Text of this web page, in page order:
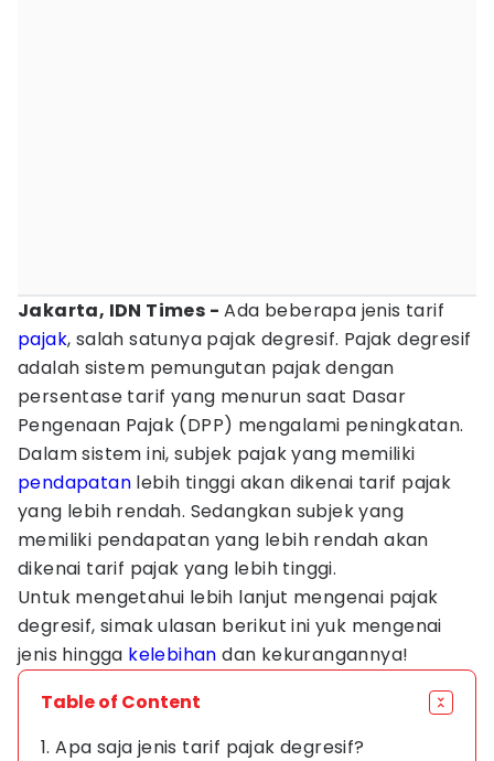
Jakarta, IDN Times - Ada beberapa jenis tarif
pajak, salah satunya pajak degresif. Pajak degresif
adalah sistem pemungutan pajak dengan
persentase tarif yang menurun saat Dasar
Pengenaan Pajak (DPP) mengalami peningkatan.
Dalam sistem ini, subjek pajak yang memiliki
pendapatan lebih tinggi akan dikenai tarif pajak
yang lebih rendah. Sedangkan subjek yang
memiliki pendapatan yang lebih rendah akan
dikenai tarif pajak yang lebih tinggi.
Untuk mengetahui lebih lanjut mengenai pajak
degresif, simak ulasan berikut ini yuk mengenai
jenis hingga kelebihan dan kekurangannya!
Table of Content
1. Apa saja jenis tarif pajak degresif?